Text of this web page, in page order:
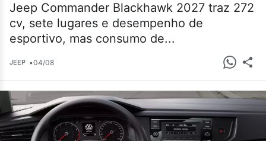
Jeep Commander Blackhawk 2027 traz 272
cv, sete lugares e desempenho de
esportivo, mas consumo de...
JEEP •04/08